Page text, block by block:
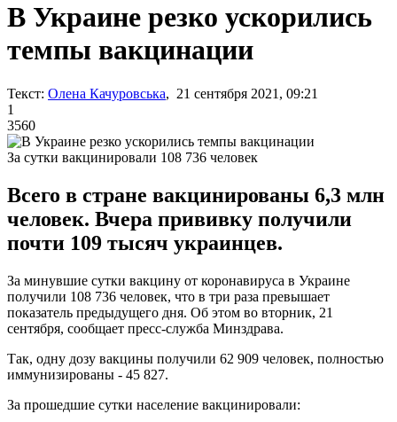
В Украине резко ускорились
темпы вакцинации
Текст: Олена Качуровська, 21 сентября 2021, 09:21
1
3560
За сутки вакцинировали 108 736 человек
Всего в стране вакцинированы 6,3 млн
человек. Вчера прививку получили
почти 109 тысяч украинцев.
За минувшие сутки вакцину от коронавируса в Украине
получили 108 736 человек, что в три раза превышает
показатель предыдущего дня. Об этом во вторник, 21
сентября, сообщает пресс-служба Минздрава.
Так, одну дозу вакцины получили 62 909 человек, полностью
иммунизированы - 45 827.
За прошедшие сутки население вакцинировали: